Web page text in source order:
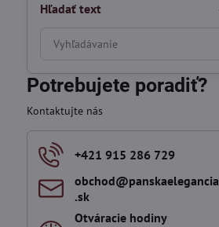
Hľadať text
Prehľadať
výsledky
filtra
fulltextom
Potrebujete poradiť?
Kontaktujte nás
+421 915 286 729
obchod​@panskaelegancia​
.sk
Otváracie hodiny